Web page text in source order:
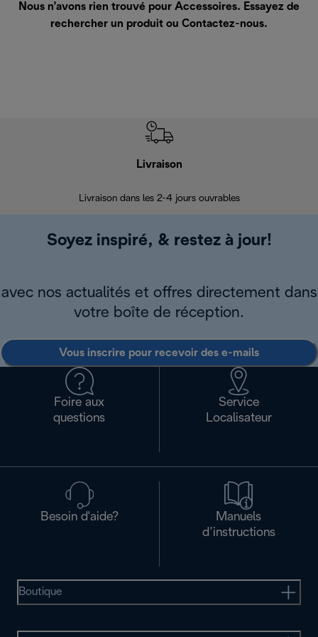
Nous n’avons rien trouvé pour Accessoires. Essayez de
rechercher un produit ou Contactez-nous.
Livraison
Livraison dans les 2-4 jours ouvrables
Soyez inspiré, & restez à jour!
avec nos actualités et offres directement dans
votre boîte de réception.
Vous inscrire pour recevoir des e-mails
Foire aux
questions
Service
Localisateur
Besoin d'aide?
Manuels
d’instructions
Boutique